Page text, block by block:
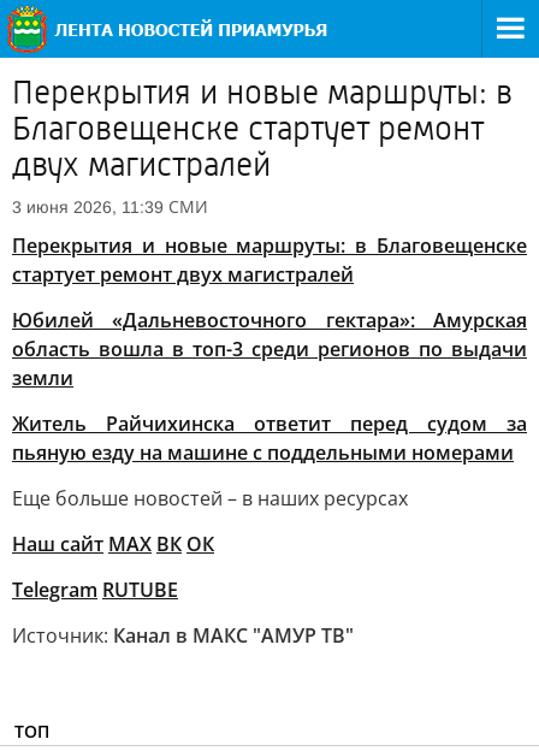
Перекрытия и новые маршруты: в
Благовещенске стартует ремонт
двух магистралей
3 июня 2026, 11:39 СМИ
Перекрытия и новые маршруты: в Благовещенске
стартует ремонт двух магистралей
Юбилей «Дальневосточного гектара»: Амурская
область вошла в топ-3 среди регионов по выдачи
земли
Житель Райчихинска ответит перед судом за
пьяную езду на машине с поддельными номерами
Еще больше новостей – в наших ресурсах
Наш сайт МАХ ВК ОК
Telegram RUTUBE
Источник: Канал в МАКС "АМУР ТВ"
ТОП